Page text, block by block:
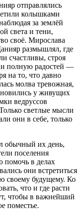
отправлялись
колышками
за землёй
света и тени,
своё. Мирослава
размышлял, где
счастливы, строя
полную радостей —
на то, что давно
молва тревожная,
у живущих
ведруссов
светлые мысли
они в себе, только
обычный их день,
поселения
в делах
они встретиться
своему будущему. Ко
что и где расти
чтобы в важнейший
поместье.